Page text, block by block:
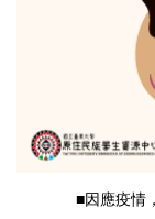
■因應疫情，人